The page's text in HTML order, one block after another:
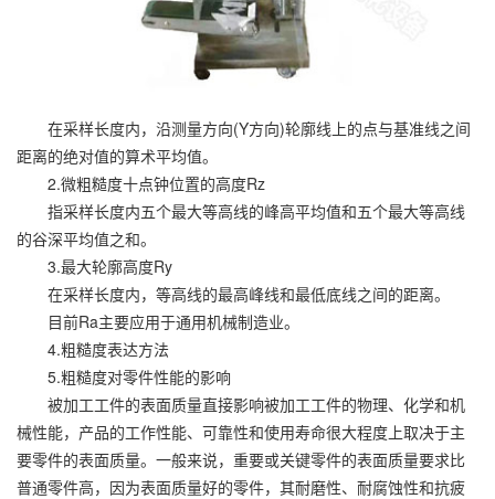
在采样长度内，沿测量方向(Y方向)轮廓线上的点与基准线之间
距离的绝对值的算术平均值。
2.微粗糙度十点钟位置的高度Rz
指采样长度内五个最大等高线的峰高平均值和五个最大等高线
的谷深平均值之和。
3.最大轮廓高度Ry
在采样长度内，等高线的最高峰线和最低底线之间的距离。
目前Ra主要应用于通用机械制造业。
4.粗糙度表达方法
5.粗糙度对零件性能的影响
被加工工件的表面质量直接影响被加工工件的物理、化学和机
械性能，产品的工作性能、可靠性和使用寿命很大程度上取决于主
要零件的表面质量。一般来说，重要或关键零件的表面质量要求比
普通零件高，因为表面质量好的零件，其耐磨性、耐腐蚀性和抗疲